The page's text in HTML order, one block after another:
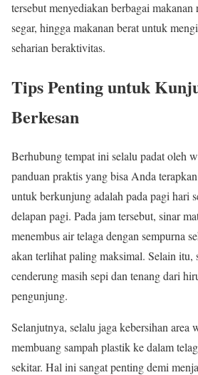
tersebut menyediakan berbagai
segar, hingga makanan berat untuk
seharian beraktivitas.
Tips Penting untuk
Berkesan
Berhubung tempat ini selalu padat oleh
panduan praktis yang bisa Anda
untuk berkunjung adalah pada pagi hari
delapan pagi. Pada jam tersebut, sinar
menembus air telaga dengan sempurna
akan terlihat paling maksimal. Selain itu,
cenderung masih sepi dan tenang dari
pengunjung.
Selanjutnya, selalu jaga kebersihan area
membuang sampah plastik ke dalam
sekitar. Hal ini sangat penting demi